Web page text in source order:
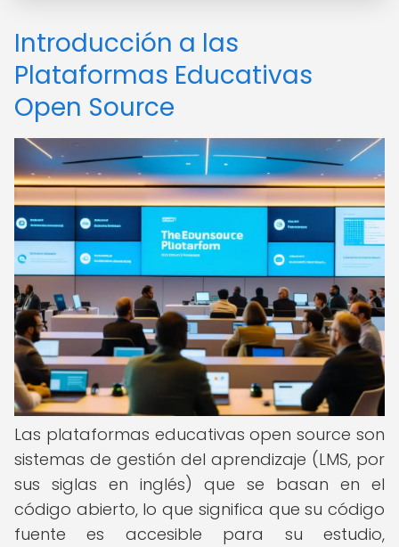
Introducción a las
Plataformas Educativas
Open Source
Las plataformas educativas open source son
sistemas de gestión del aprendizaje (LMS, por
sus siglas en inglés) que se basan en el
código abierto, lo que significa que su código
fuente es accesible para su estudio,